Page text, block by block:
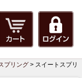
プリング > スイートスプリ